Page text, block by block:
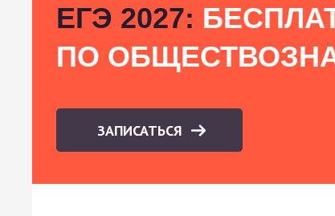
ЕГЭ 2027:
ПО
ЗАПИСАТЬСЯ